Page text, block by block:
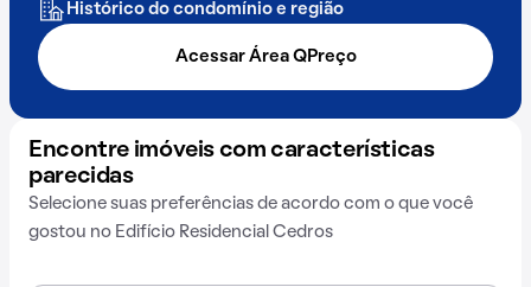
Histórico do condomínio e região
Acessar Área QPreço
Encontre imóveis com características
parecidas
Selecione suas preferências de acordo com o que você
gostou no Edifício Residencial Cedros